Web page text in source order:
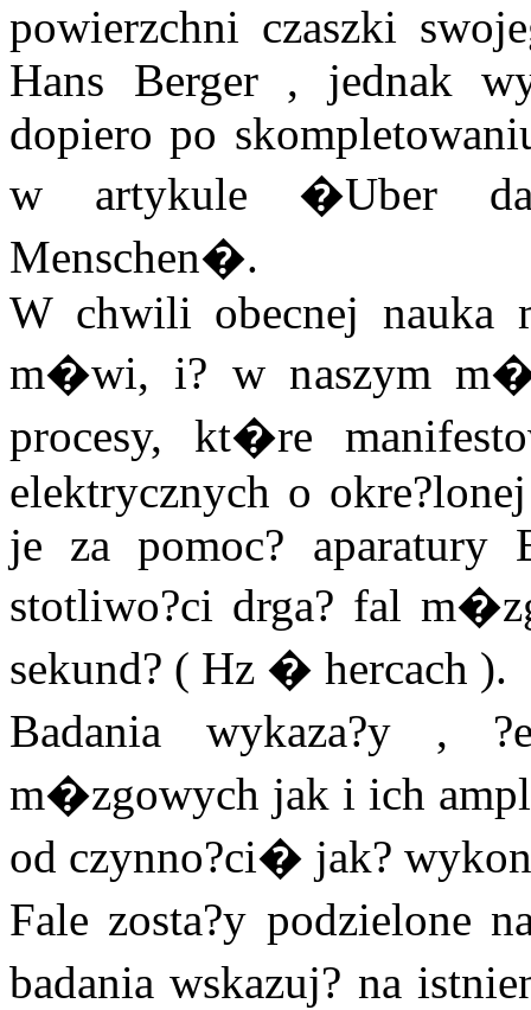
powierzchni czaszki
Hans Berger , jednak
dopiero po
w artykule �Uber das
Menschen�.
W chwili obecnej nauka
m�wi, i? w naszym
procesy, kt�re
elektrycznych o
je za pomoc?
stotliwo?ci drga? fal
sekund? ( Hz � hercach ).
Badania wykaza?y ,
m�zgowych jak i ich
od czynno?ci� jak?
Fale zosta?y podzielone
badania wskazuj? na